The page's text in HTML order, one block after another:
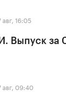
авг, 16:05
Выпуск за
авг, 09:40